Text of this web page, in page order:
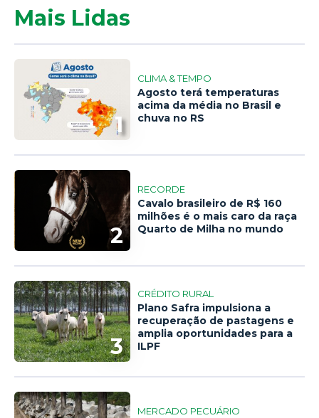
Mais Lidas
1
CLIMA & TEMPO
Agosto terá temperaturas
acima da média no Brasil e
chuva no RS
2
RECORDE
Cavalo brasileiro de R$ 160
milhões é o mais caro da raça
Quarto de Milha no mundo
3
CRÉDITO RURAL
Plano Safra impulsiona a
recuperação de pastagens e
amplia oportunidades para a
ILPF
MERCADO PECUÁRIO